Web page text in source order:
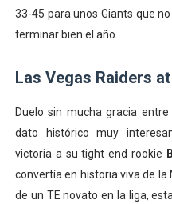
33-45 para unos Giants que
terminar bien el año.
Las Vegas Raiders
Duelo sin mucha gracia
dato histórico muy
victoria a su tight end rookie
convertía en historia viva de la
de un TE novato en la liga,